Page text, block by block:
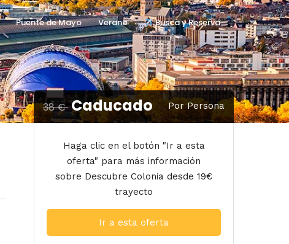
Puente de Mayo Verano Busca y Reserva
38 € Caducado Por Persona
Haga clic en el botón "Ir a esta
oferta" para más información
sobre Descubre Colonia desde 19€
trayecto
Ir a esta oferta